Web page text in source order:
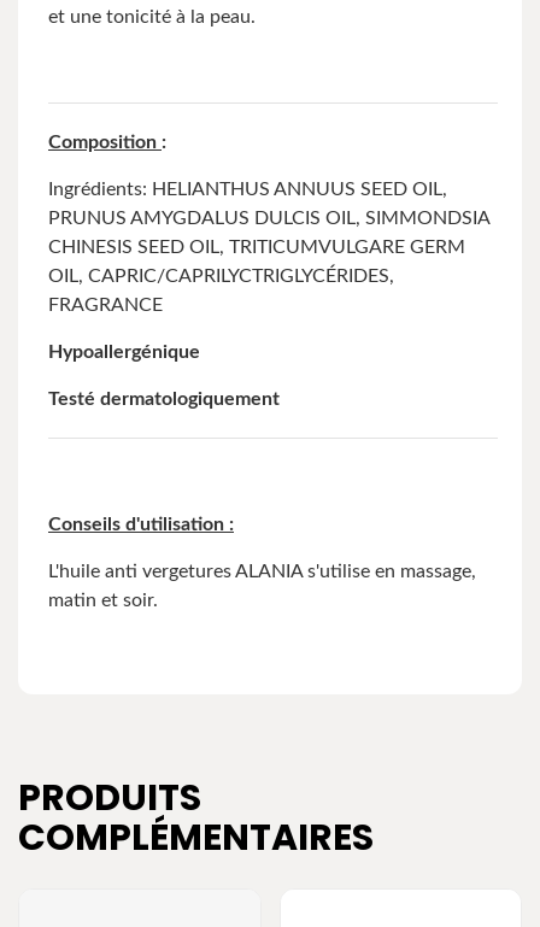
et une tonicité à la peau.
Composition :
Ingrédients: HELIANTHUS ANNUUS SEED OIL,
PRUNUS AMYGDALUS DULCIS OIL, SIMMONDSIA
CHINESIS SEED OIL, TRITICUMVULGARE GERM
OIL, CAPRIC/CAPRILYCTRIGLYCÉRIDES,
FRAGRANCE
Hypoallergénique
Testé dermatologiquement
Conseils d'utilisation :
L'huile anti vergetures ALANIA s'utilise en massage,
matin et soir.
PRODUITS
COMPLÉMENTAIRES